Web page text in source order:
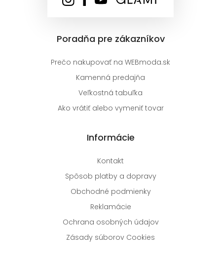
Poradňa pre zákazníkov
Prečo nakupovať na WEBmoda.sk
Kamenná predajňa
Veľkostná tabuľka
Ako vrátiť alebo vymeniť tovar
Informácie
Kontakt
Spôsob platby a dopravy
Obchodné podmienky
Reklamácie
Ochrana osobných údajov
Zásady súborov Cookies